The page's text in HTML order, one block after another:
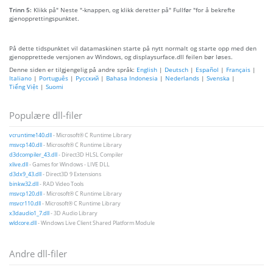
Trinn 5: Klikk på" Neste "-knappen, og klikk deretter på" Fullfør "for å bekrefte
gjenopprettingspunktet.
På dette tidspunktet vil datamaskinen starte på nytt normalt og starte opp med den
gjenopprettede versjonen av Windows, og displaysurface.dll feilen bør løses.
Denne siden er tilgjengelig på andre språk: English | Deutsch | Español | Français |
Italiano | Português | Русский | Bahasa Indonesia | Nederlands | Svenska |
Tiếng Việt | Suomi
Populære dll-filer
vcruntime140.dll- Microsoft® C Runtime Library
msvcp140.dll- Microsoft® C Runtime Library
d3dcompiler_43.dll- Direct3D HLSL Compiler
xlive.dll- Games for Windows - LIVE DLL
d3dx9_43.dll- Direct3D 9 Extensions
binkw32.dll- RAD Video Tools
msvcp120.dll- Microsoft® C Runtime Library
msvcr110.dll- Microsoft® C Runtime Library
x3daudio1_7.dll- 3D Audio Library
wldcore.dll- Windows Live Client Shared Platform Module
Andre dll-filer